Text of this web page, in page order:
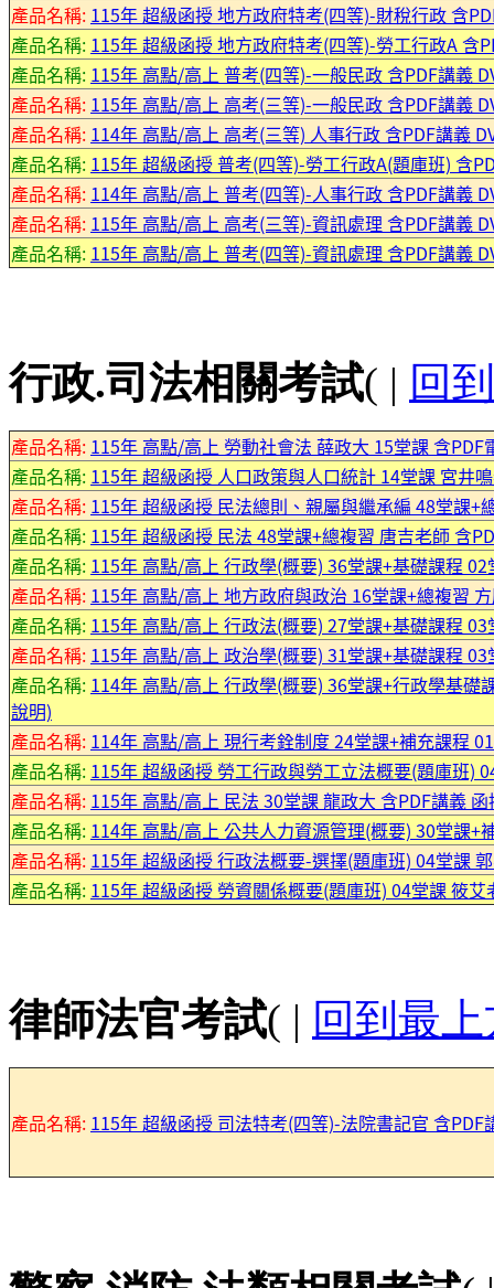
產品名稱: 115年 超級函授 地方政府特考(四等)-財稅行政 含
產品名稱: 115年 超級函授 地方政府特考(四等)-勞工行政A 含
產品名稱: 115年 高點/高上 普考(四等)-一般民政 含PDF講義
產品名稱: 115年 高點/高上 高考(三等)-一般民政 含PDF講義
產品名稱: 114年 高點/高上 高考(三等) 人事行政 含PDF講義
產品名稱: 115年 超級函授 普考(四等)-勞工行政A(題庫班) 含
產品名稱: 114年 高點/高上 普考(四等)-人事行政 含PDF講義
產品名稱: 115年 高點/高上 高考(三等)-資訊處理 含PDF講義
產品名稱: 115年 高點/高上 普考(四等)-資訊處理 含PDF講義
行政.司法相關考試( | 回
產品名稱: 115年 高點/高上 勞動社會法 薛政大 15堂課 含
產品名稱: 115年 超級函授 人口政策與人口統計 14堂課 宮井
產品名稱: 115年 超級函授 民法總則、親屬與繼承編 48堂課+
產品名稱: 115年 超級函授 民法 48堂課+總複習 唐吉老師 含
產品名稱: 115年 高點/高上 行政學(概要) 36堂課+基礎課程
產品名稱: 115年 高點/高上 地方政府與政治 16堂課+總複習
產品名稱: 115年 高點/高上 行政法(概要) 27堂課+基礎課程
產品名稱: 115年 高點/高上 政治學(概要) 31堂課+基礎課程
產品名稱: 114年 高點/高上 行政學(概要) 36堂課+行政學基礎
說明)
產品名稱: 114年 高點/高上 現行考銓制度 24堂課+補充課程
產品名稱: 115年 超級函授 勞工行政與勞工立法概要(題庫班)
產品名稱: 115年 高點/高上 民法 30堂課 龍政大 含PDF講義
產品名稱: 114年 高點/高上 公共人力資源管理(概要) 30堂課+
產品名稱: 115年 超級函授 行政法概要-選擇(題庫班) 04堂課
產品名稱: 115年 超級函授 勞資關係概要(題庫班) 04堂課 筱艾
律師法官考試( | 回到最
產品名稱: 115年 超級函授 司法特考(四等)-法院書記官 含